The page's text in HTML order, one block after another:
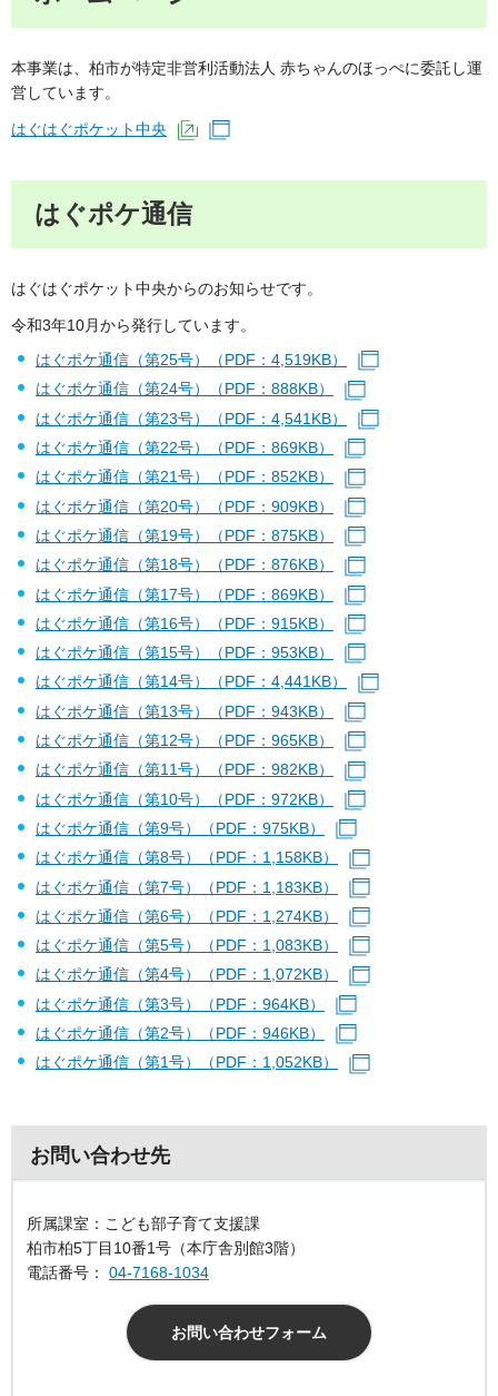
本事業は、柏市が特定非営利活動法人 赤ちゃんのほっぺに委託し運
営しています。
はぐはぐポケット中央 （外部サイトへリンク）
はぐポケ通信
はぐはぐポケット中央からのお知らせです。
令和3年10月から発行しています。
はぐポケ通信（第25号）（PDF：4,519KB）
はぐポケ通信（第24号）（PDF：888KB）
はぐポケ通信（第23号）（PDF：4,541KB）
はぐポケ通信（第22号）（PDF：869KB）
はぐポケ通信（第21号）（PDF：852KB）
はぐポケ通信（第20号）（PDF：909KB）
はぐポケ通信（第19号）（PDF：875KB）
はぐポケ通信（第18号）（PDF：876KB）
はぐポケ通信（第17号）（PDF：869KB）
はぐポケ通信（第16号）（PDF：915KB）
はぐポケ通信（第15号）（PDF：953KB）
はぐポケ通信（第14号）（PDF：4,441KB）
はぐポケ通信（第13号）（PDF：943KB）
はぐポケ通信（第12号）（PDF：965KB）
はぐポケ通信（第11号）（PDF：982KB）
はぐポケ通信（第10号）
（PDF：972KB）
はぐポケ通信（第9号）（PDF：975KB）
はぐポケ通信（第8号）（PDF：1,158KB）
はぐポケ通信（第7号）（PDF：1,183KB）
はぐポケ通信（第6号）（PDF：1,274KB）
はぐポケ通信（第5号）（PDF：1,083KB）
はぐポケ通信（第4号）（PDF：1,072KB）
はぐポケ通信（第3号）（PDF：964KB）
はぐポケ通信（第2号）（PDF：946KB）
はぐポケ通信（第1号）（PDF：1,052KB）
お問い合わせ先
所属課室：こども部子育て支援課
柏市柏5丁目10番1号（本庁舎別館3階）
電話番号：
04-7168-1034
お問い合わせフォーム